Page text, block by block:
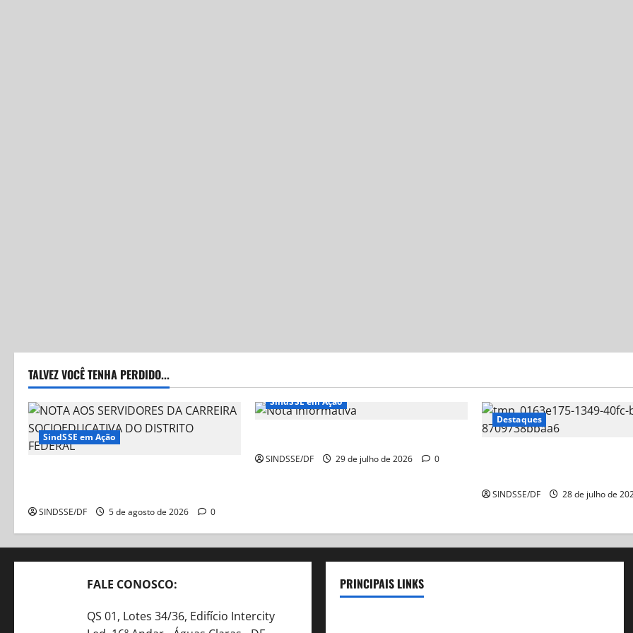
TALVEZ VOCÊ TENHA PERDIDO...
SindSSE em Ação
SINDSSE/DF 5 de agosto de 2026 0
SindSSE em Ação
SINDSSE/DF 29 de julho de 2026 0
Destaques
SINDSSE/DF 28 de julho de
FALE CONOSCO:
QS 01, Lotes 34/36, Edifício Intercity
PRINCIPAIS LINKS